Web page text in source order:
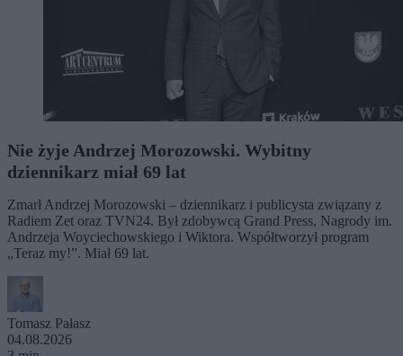
Nie żyje Andrzej Morozowski. Wybitny
dziennikarz miał 69 lat
Zmarł Andrzej Morozowski – dziennikarz i publicysta związany z
Radiem Zet oraz TVN24. Był zdobywcą Grand Press, Nagrody im.
Andrzeja Woyciechowskiego i Wiktora. Współtworzył program
„Teraz my!”. Miał 69 lat.
Tomasz Pałasz
04.08.2026